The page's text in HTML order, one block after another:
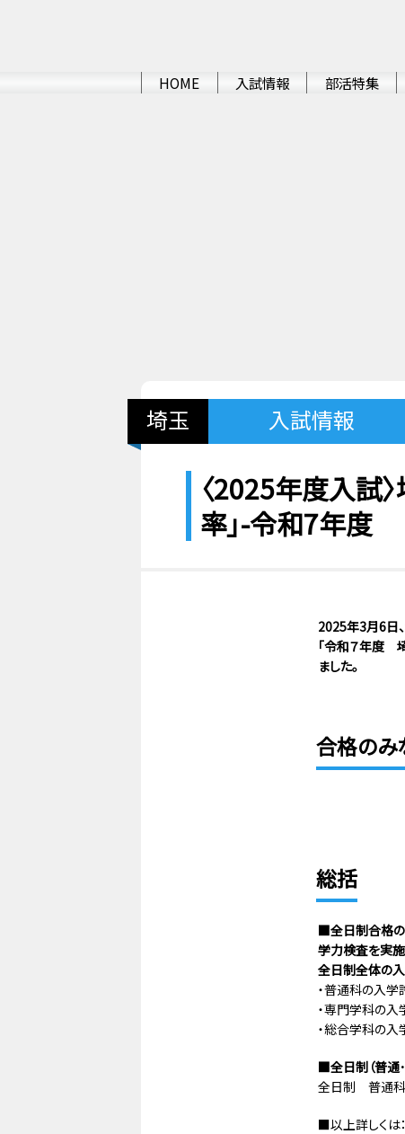
HOME 入試情報 部活特集
埼玉 入試情報
〈2025年度入試
率」-令和7年度
2025年3月6日
「令和７年度
ました。
合格のみ
総括
■全日制合格の
学力検査を実
全日制全体の
・普通科の入
・専門学科の
・総合学科の
■全日制（普通
全日制 普通
■以上詳しくは